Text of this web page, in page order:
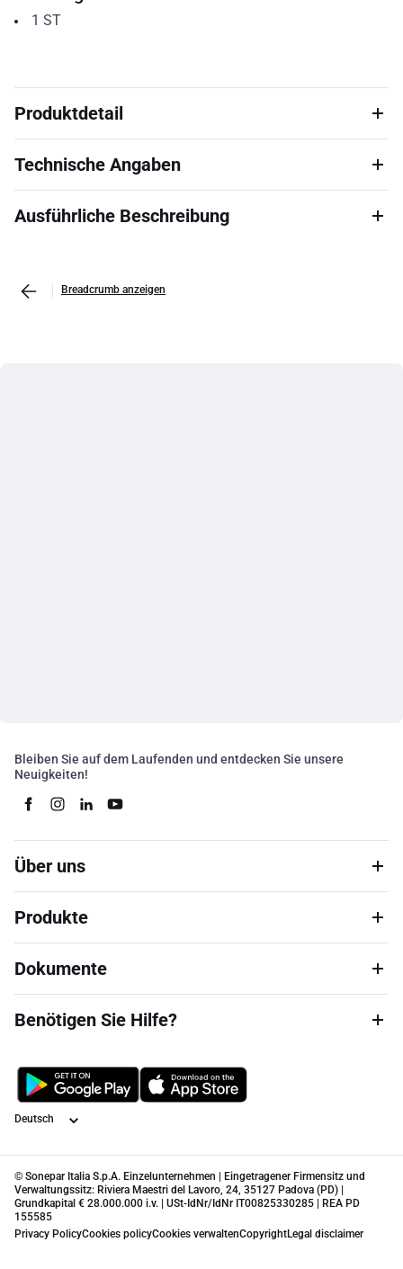
1 ST
Produktdetail
Technische Angaben
Ausführliche Beschreibung
Breadcrumb anzeigen
Bleiben Sie auf dem Laufenden und entdecken Sie unsere
Neuigkeiten!
Über uns
Produkte
Dokumente
Benötigen Sie Hilfe?
Sprache
© Sonepar Italia S.p.A. Einzelunternehmen | Eingetragener Firmensitz und
Verwaltungssitz: Riviera Maestri del Lavoro, 24, 35127 Padova (PD) |
Grundkapital € 28.000.000 i.v. | USt-IdNr/IdNr IT00825330285 | REA PD
155585
Privacy PolicyCookies policyCookies verwaltenCopyrightLegal disclaimer